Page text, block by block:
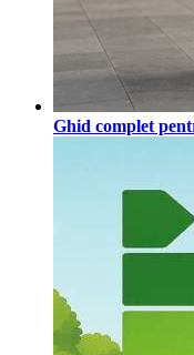
Ghid complet